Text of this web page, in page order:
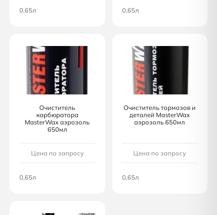
0,65л 0,65л
Очиститель
карбюратора
MasterWax аэрозоль
650мл
Цена по запросу
0,65л
Очиститель тормозов и
деталей MasterWax
аэрозоль 650мл
Цена по запросу
0,65л